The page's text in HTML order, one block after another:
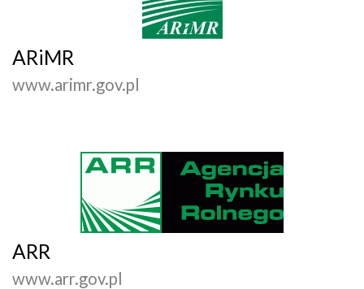
ARiMR
www.arimr.gov.pl
ARR
www.arr.gov.pl